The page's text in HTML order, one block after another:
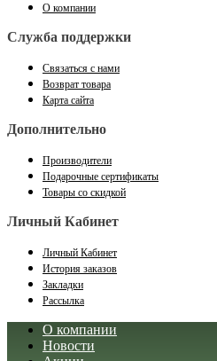
О компании
Служба поддержки
Связаться с нами
Возврат товара
Карта сайта
Дополнительно
Производители
Подарочные сертификаты
Товары со скидкой
Личный Кабинет
Личный Кабинет
История заказов
Закладки
Рассылка
О компании
Новости